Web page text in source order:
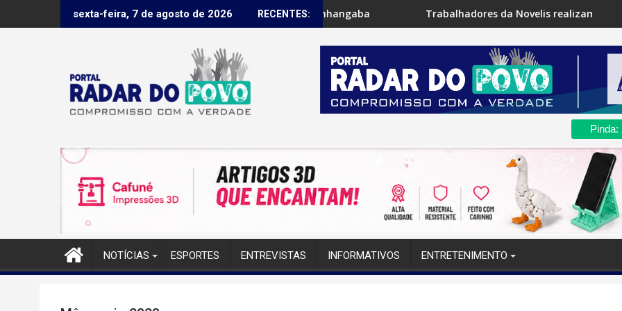
to
sexta-feira, 7 de agosto de 2026 RECENTES:
MedicinaisNotas de Falecimento em Pindamonhangaba Trabalhadores da Novelis realizam paralisação para
Pinda:
NOTÍCIAS ESPORTES ENTREVISTAS INFORMATIVOS ENTRETENIMENTO